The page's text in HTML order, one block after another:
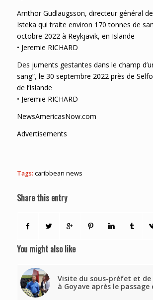
Arnthor Gudlaugsson, directeur général
Isteka qui traite environ 170 tonnes de
octobre 2022 à Reykjavik, en Islande
• Jeremie RICHARD
Des juments gestantes dans le champ
sang”, le 30 septembre 2022 près de
de l’Islande
• Jeremie RICHARD
NewsAmericasNow.com
Advertisements
Tags: caribbean news
Share this entry
You might also like
Visite du sous-préfet et de
à Goyave après le passage